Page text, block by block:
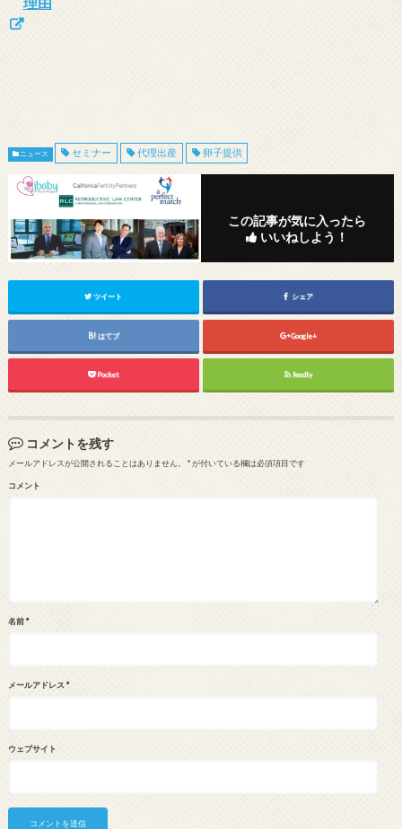
ニュース セミナー 代理出産 卵子提供
この記事が気に入ったら
いいねしよう！
ツイート シェア
はてブ Google+
Pocket feedly
コメントを残す
メールアドレスが公開されることはありません。 *が付いている欄は必須項目です
コメント
名前 *
メールアドレス *
ウェブサイト